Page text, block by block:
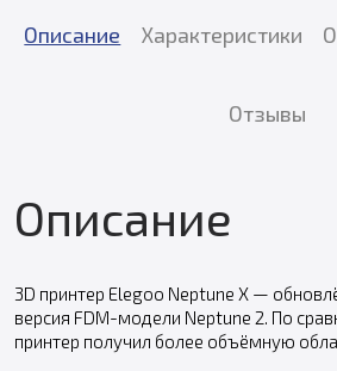
Описание Характеристики
Отзывы
Описание
3D принтер Elegoo Neptune X —
версия FDM-модели Neptune 2. По
принтер получил более объёмную